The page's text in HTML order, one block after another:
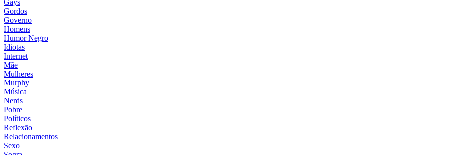
Gays
Gordos
Governo
Homens
Humor Negro
Idiotas
Internet
Mãe
Mulheres
Murphy
Música
Nerds
Pobre
Políticos
Reflexão
Relacionamentos
Sexo